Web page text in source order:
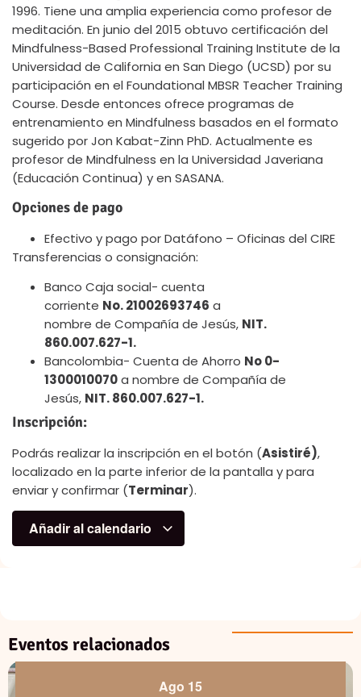
1996. Tiene una amplia experiencia como profesor de
meditación. En junio del 2015 obtuvo certificación del
Mindfulness-Based Professional Training Institute de la
Universidad de California en San Diego (UCSD) por su
participación en el Foundational MBSR Teacher Training
Course. Desde entonces ofrece programas de
entrenamiento en Mindfulness basados en el formato
sugerido por Jon Kabat-Zinn PhD. Actualmente es
profesor de Mindfulness en la Universidad Javeriana
(Educación Continua) y en SASANA.
Opciones de pago
Efectivo y pago por Datáfono – Oficinas del CIRE
Transferencias o consignación:
Banco Caja social- cuenta
corriente No. 21002693746 a
nombre de Compañía de Jesús, NIT.
860.007.627-1.
Bancolombia- Cuenta de Ahorro No 0-
1300010070a nombre de Compañía de
Jesús, NIT. 860.007.627-1.
Inscripción:
Podrás realizar la inscripción en el botón (Asistiré),
localizado en la parte inferior de la pantalla y para
enviar y confirmar (Terminar).
Añadir al calendario
Eventos relacionados
Ago 15